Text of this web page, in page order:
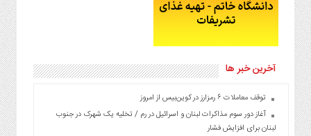
آخرین خبر ها
توقف معاملات ۶ رمزارز در کوین‌بیس از امروز
آغاز دور سوم مذاکرات لبنان و اسرائیل در رم / تخلیه یک شهرک در جنوب
لبنان برای افزایش فشار